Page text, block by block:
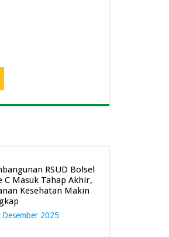
RSUD Bolsel
C Masuk Tahap Akhir,
Kesehatan Makin
Desember 2025